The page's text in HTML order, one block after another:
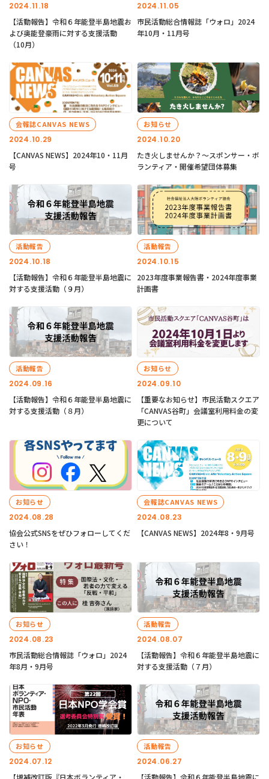
2024.11.18
【活動報告】令和６年能登半島地震お
よび奥能登豪雨に対する支援活動
（10月）
2024.11.05
市民活動総合情報誌「ウォロ」2024
年10月・11月号
2024.10.29
会報誌CANVAS NEWS
【CANVAS NEWS】2024年10・11月
号
2024.10.20
お知らせ
たき火しませんか？～スポンサー・ボ
ランティア・開催希望団体募集
2024.10.18
活動報告
【活動報告】令和６年能登半島地震に
対する支援活動（９月）
2024.10.15
活動報告
2023年度事業報告書・2024年度事業
計画書
2024.09.16
活動報告
【活動報告】令和６年能登半島地震に
対する支援活動（８月）
2024.09.10
お知らせ
【重要なお知らせ】市民活動スクエア
「CANVAS谷町」会議室利用料金の変
更について
2024.08.28
お知らせ
協会公式SNSをぜひフォローしてくだ
さい！
2024.08.23
会報誌CANVAS NEWS
【CANVAS NEWS】2024年8・9月号
2024.08.23
お知らせ
市民活動総合情報誌「ウォロ」2024
年8月・9月号
2024.08.07
活動報告
【活動報告】令和６年能登半島地震に
対する支援活動（７月）
2024.07.12
お知らせ
【増補改訂版『日本ボランティア・
2024.06.27
活動報告
【活動報告】令和６年能登半島地震に